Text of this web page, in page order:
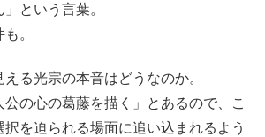
という言葉。
。
る光宗の本音はどうなのか。
の心の葛藤を描く」とあるので、こ
を迫られる場面に追い込まれるよう